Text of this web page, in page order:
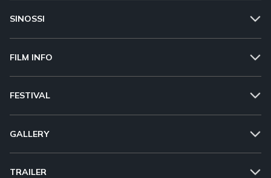
SINOSSI
FILM INFO
FESTIVAL
GALLERY
TRAILER